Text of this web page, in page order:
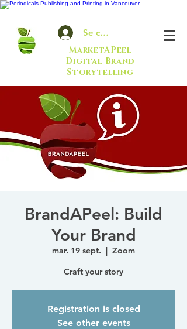
Se connecter
MarketAPeel
Digital Brand
Storytelling
BrandAPeel: Build
Your Brand
mar. 19 sept.
  |
Zoom
Craft your story
Registration is closed
See other events